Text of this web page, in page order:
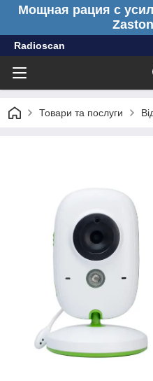
Мощная рация с
Radioscan
Товари та послуги